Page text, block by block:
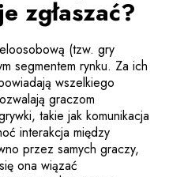
zgłaszać?
(tzw. gry
segmentem rynku. Za ich
wszelkiego
graczom
takie jak komunikacja
interakcja między
przez samych graczy,
ona wiązać